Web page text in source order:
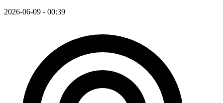
2026-06-09 - 00:39